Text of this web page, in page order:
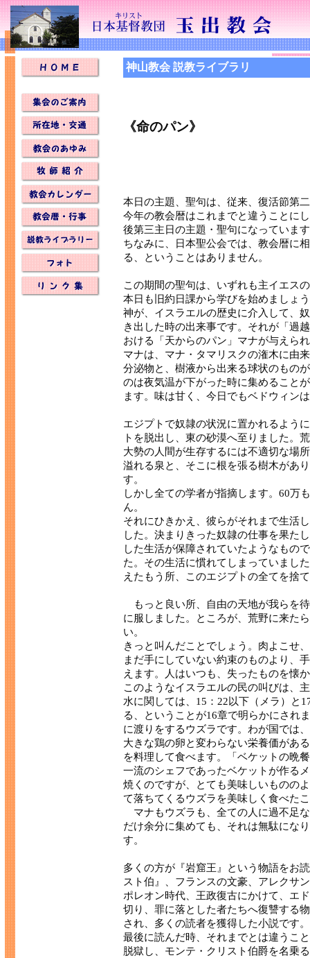
神山教会 説教ライブラリ
《命のパン》
本日の主題、聖句は、従来、復活節第
今年の教会暦はこれまでと違うことに
後第三主日の主題・聖句になっていま
ちなみに、日本聖公会では、教会暦に
る、ということはありません。
この期間の聖句は、いずれも主イエス
本日も旧約日課から学びを始めましょ
神が、イスラエルの歴史に介入して、
き出した時の出来事です。それが「過
おける「天からのパン」マナが与えら
マナは、マナ・タマリスクの潅木に由
分泌物と、樹液から出来る球状のもの
のは夜気温が下がった時に集めること
ます。味は甘く、今日でもベドウィン
エジプトで奴隷の状況に置かれるよう
トを脱出し、東の砂漠へ至りました。
大勢の人間が生存するには不適切な場
溢れる泉と、そこに根を張る樹木があ
す。
しかし全ての学者が指摘します。60万
ん。
それにひきかえ、彼らがそれまで生活
した。決まりきった奴隷の仕事を果た
した生活が保障されていたようなもの
た。その生活に慣れてしまっていまし
えたもう所、このエジプトの全てを捨
もっと良い所、自由の天地が我らを
に服しました。ところが、荒野に来た
い。
きっと叫んだことでしょう。肉よこせ
まだ手にしていない約束のものより、
えます。人はいつも、失ったものを懐
このようなイスラエルの民の叫びは、
水に関しては、15：22以下（メラ）と
る、ということが16章で明らかにされ
に渡りをするウズラです。わが国では
大きな鶏の卵と変わらない栄養価があ
を料理して食べます。「ベケットの晩
一流のシェフであったベケットが作る
焼くのですが、とても美味しいものの
て落ちてくるウズラを美味しく食べた
マナもウズラも、全ての人に過不足
だけ余分に集めても、それは無駄にな
す。
多くの方が『岩窟王』という物語をお
スト伯』、フランスの文豪、アレクサ
ポレオン時代、王政復古にかけて、エ
切り、罪に落とした者たちへ復讐する
され、多くの読者を獲得した小説です
最後に読んだ時、それまでとは違うこ
脱獄し、モンテ・クリスト伯爵を名乗